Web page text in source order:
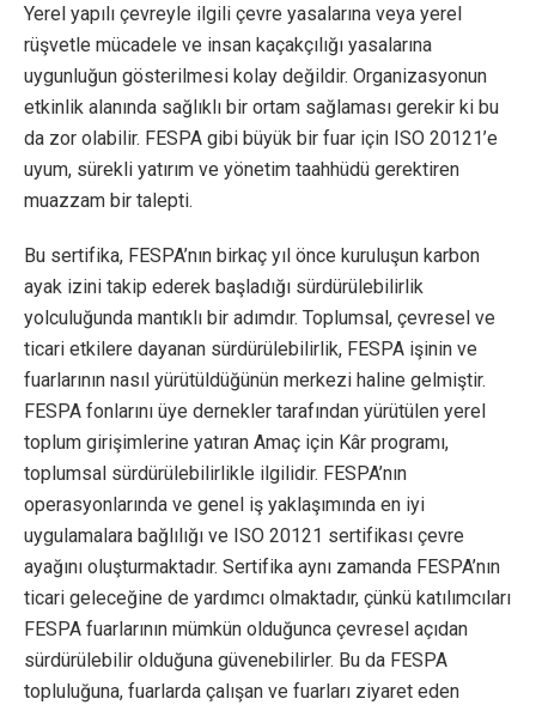
Yerel yapılı çevreyle ilgili çevre yasalarına veya yerel
rüşvetle mücadele ve insan kaçakçılığı yasalarına
uygunluğun gösterilmesi kolay değildir. Organizasyonun
etkinlik alanında sağlıklı bir ortam sağlaması gerekir ki bu
da zor olabilir. FESPA gibi büyük bir fuar için ISO 20121’e
uyum, sürekli yatırım ve yönetim taahhüdü gerektiren
muazzam bir talepti.
Bu sertifika, FESPA’nın birkaç yıl önce kuruluşun karbon
ayak izini takip ederek başladığı sürdürülebilirlik
yolculuğunda mantıklı bir adımdır. Toplumsal, çevresel ve
ticari etkilere dayanan sürdürülebilirlik, FESPA işinin ve
fuarlarının nasıl yürütüldüğünün merkezi haline gelmiştir.
FESPA fonlarını üye dernekler tarafından yürütülen yerel
toplum girişimlerine yatıran Amaç için Kâr programı,
toplumsal sürdürülebilirlikle ilgilidir. FESPA’nın
operasyonlarında ve genel iş yaklaşımında en iyi
uygulamalara bağlılığı ve ISO 20121 sertifikası çevre
ayağını oluşturmaktadır. Sertifika aynı zamanda FESPA’nın
ticari geleceğine de yardımcı olmaktadır, çünkü katılımcıları
FESPA fuarlarının mümkün olduğunca çevresel açıdan
sürdürülebilir olduğuna güvenebilirler. Bu da FESPA
topluluğuna, fuarlarda çalışan ve fuarları ziyaret eden